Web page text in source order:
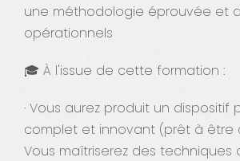
une méthodologie éprouvée et
opérationnels
🎓 À l'issue de cette formation :
· Vous aurez produit un
complet et innovant (prêt à être
Vous maîtriserez des techniques